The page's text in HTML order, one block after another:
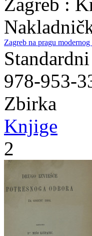
Zagreb na pragu modernog
978-953-
Zbirka
Knjige
2